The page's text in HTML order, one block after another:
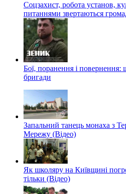
Соцзахист, робота установ,
питаннями звертаються
Бої, поранення і повернення:
бригади
Запальний танець монаха з
Мережу (Відео)
Як школяру на Київщині
тільки (Відео)